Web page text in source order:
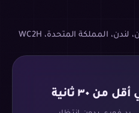
٧١-٧٥ شارع شيلتون، كوفنت جاردن، لندن، المملكة المتحدة، WC2H
٣٠ ثانية